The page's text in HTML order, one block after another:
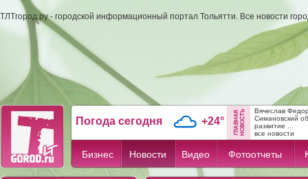
ТЛТгород.ру - городской информационный портал Тольятти. Все новости
Погода сегодня +24°
Вячеслав
Симановский
развитие ...
все новости
Бизнес Новости Видео Фотоотчеты